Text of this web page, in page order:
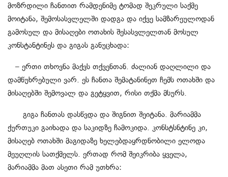
მოზრდილი ჩანთით რამდენიმე ტომად შეკრული საქმე
მოიტანა, შემოსასვლელში დადგა და იქვე სამზარეულოდან
გამოსულ და მისაღები ოთახის შესასვლელთან მოსულ
კონსტანტინეს და გიგას განუცხადა:
– ერთი თხოვნა მაქვს თქვენთან. ძალიან დაღლილი და
დამწუხრებული ვარ. ეს ჩანთა შემატანინეთ ჩემს ოთახში და
მისაღებში შემოვალ და გეტყვით, რისი თქმა მსურს.
გიგა ჩანთას დასწვდა და შიგნით შეიტანა. მარიამმა
ქურთუკი გაიხადა და საკიდზე ჩამოკიდა. კონსტსნტინე კი,
მისაღებ ოთახში მაგიდაზე ხელებდაყრდნობილი ელოდა
მეუღლის სათქმელს. ერთად რომ შეიკრიბა ყველა,
მარიამმა მათ ასეთი რამ უთხრა: